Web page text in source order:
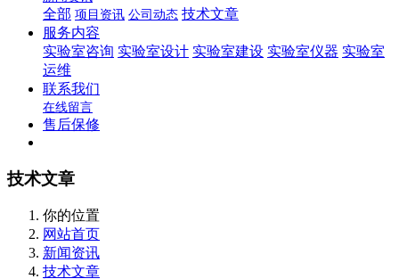
全部 项目资讯 公司动态 技术文章
服务内容
实验室咨询 实验室设计 实验室建设 实验室仪器 实验室
运维
联系我们
在线留言
售后保修
技术文章
你的位置
网站首页
新闻资讯
技术文章